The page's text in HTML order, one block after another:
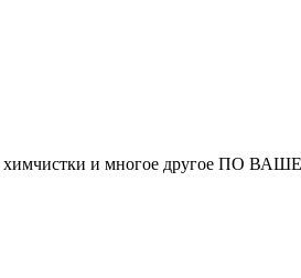
химчистки и многое другое ПО